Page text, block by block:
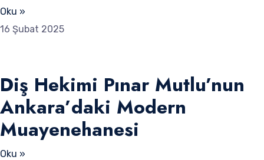
Oku »
16 Şubat 2025
Diş Hekimi Pınar Mutlu’nun
Ankara’daki Modern
Muayenehanesi
Oku »